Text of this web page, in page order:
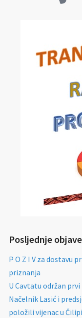
Posljednje objave
P O Z I V za dostavu
priznanja
U Cavtatu održan
Načelnik Lasić i
položili vijenac u